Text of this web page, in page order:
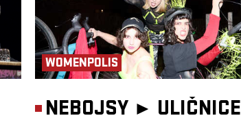
WOMENPOLIS
NEBOJSY ► ULIČNICE